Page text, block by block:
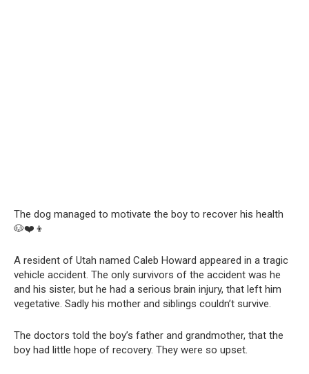
The dog managed to motivate the boy to recover his health
🐶❤️👦
A resident of Utah named Caleb Howard appeared in a tragic
vehicle accident. The only survivors of the accident was he
and his sister, but he had a serious brain injury, that left him
vegetative. Sadly his mother and siblings couldn’t survive.
The doctors told the boy’s father and grandmother, that the
boy had little hope of recovery. They were so upset.